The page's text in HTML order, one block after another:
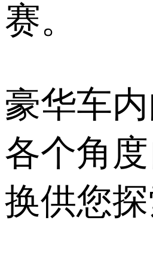
赛。
豪华车内
各个角
换供您探